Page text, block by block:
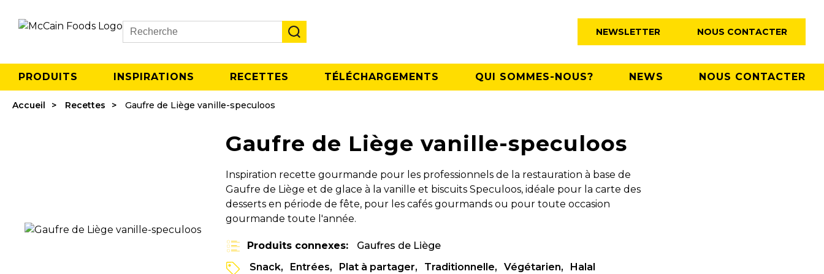
Search
NEWSLETTER NOUS CONTACTER
PRODUITS INSPIRATIONS RECETTES TÉLÉCHARGEMENTS QUI SOMMES-NOUS? NEWS NOUS CONTACTER
Accueil Recettes Gaufre de Liège vanille-speculoos
Gaufre de Liège vanille-speculoos
Inspiration recette gourmande pour les professionnels de la restauration à base de
Gaufre de Liège et de glace à la vanille et biscuits Speculoos, idéale pour la carte des
desserts en période de fête, pour les cafés gourmands ou pour toute occasion
gourmande toute l'année.
Produits connexes:
Gaufres de Liège
Snack
Entrées Plat à partager Traditionnelle Végétarien Halal